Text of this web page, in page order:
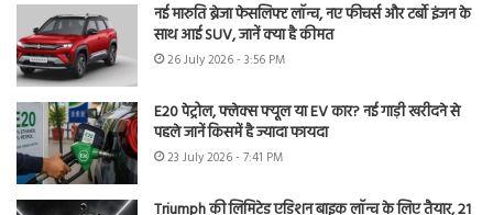
नई मारुति ब्रेजा फेसलिफ्ट लॉन्च, नए फीचर्स और टर्बो इंजन के
साथ आई SUV, जानें क्या है कीमत
26 July 2026 - 3:56 PM
E20 पेट्रोल, फ्लेक्स फ्यूल या EV कार? नई गाड़ी खरीदने से
पहले जानें किसमें है ज्यादा फायदा
23 July 2026 - 7:41 PM